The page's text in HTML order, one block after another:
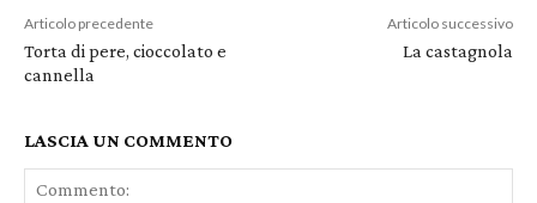
Articolo precedente
Torta di pere, cioccolato e
cannella
Articolo successivo
La castagnola
LASCIA UN COMMENTO